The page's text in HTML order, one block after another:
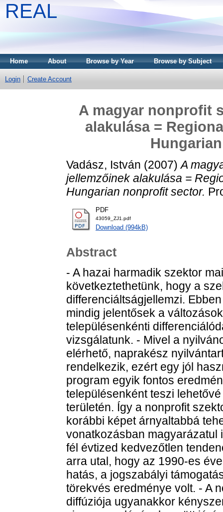
REAL
Home About Browse by Year Browse by Subject
Login Create Account
A magyar nonprofit
alakulása =
Vadász, István (2007)A
jellemzőinek alakulása =
Hungarian nonprofit sector.
PDF
43059_ZJ1.pdf
Download (994kB)
Abstract
- A hazai harmadik szektor
következtethetünk, hogy a
differenciáltságjellemzi.
mindig jelentősek a
településenkénti
vizsgálatunk. - Mivel a
elérhető, naprakész
rendelkezik, ezért egy jól
program egyik fontos
településenként teszi
területén. Így a nonprofit
korábbi képet árnyaltabbá
vonatkozásban magyarázatul
fél évtized kedvezőtlen
arra utal, hogy az 1990-es
hatás, a jogszabályi
törekvés eredménye volt. - A
diffúziója ugyanakkor